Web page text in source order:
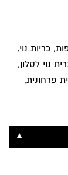
, כריות נוי,
נוי לסלון,
פרחונית,
▼